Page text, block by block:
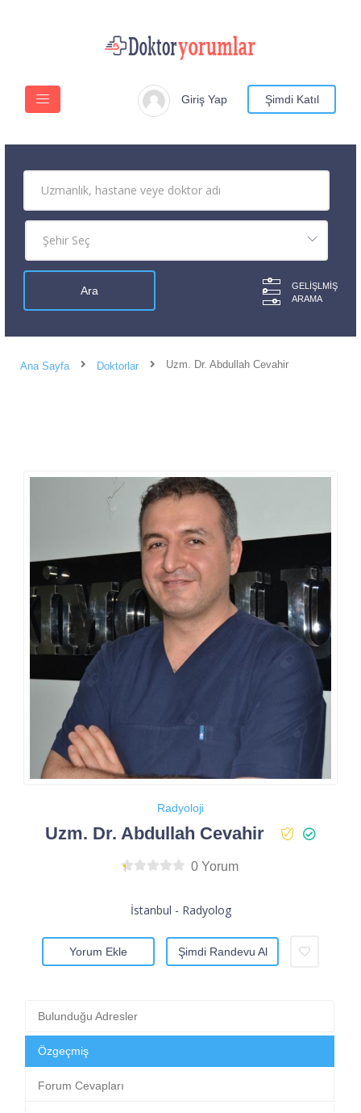
Giriş Yap Şimdi Katıl
GELIŞLMIŞ
ARAMA
Ana Sayfa Doktorlar Uzm. Dr. Abdullah Cevahir
Radyoloji
Uzm. Dr. Abdullah Cevahir
0 Yorum
İstanbul - Radyolog
Yorum Ekle Şimdi Randevu Al
Bulunduğu Adresler
Özgeçmiş
Forum Cevapları